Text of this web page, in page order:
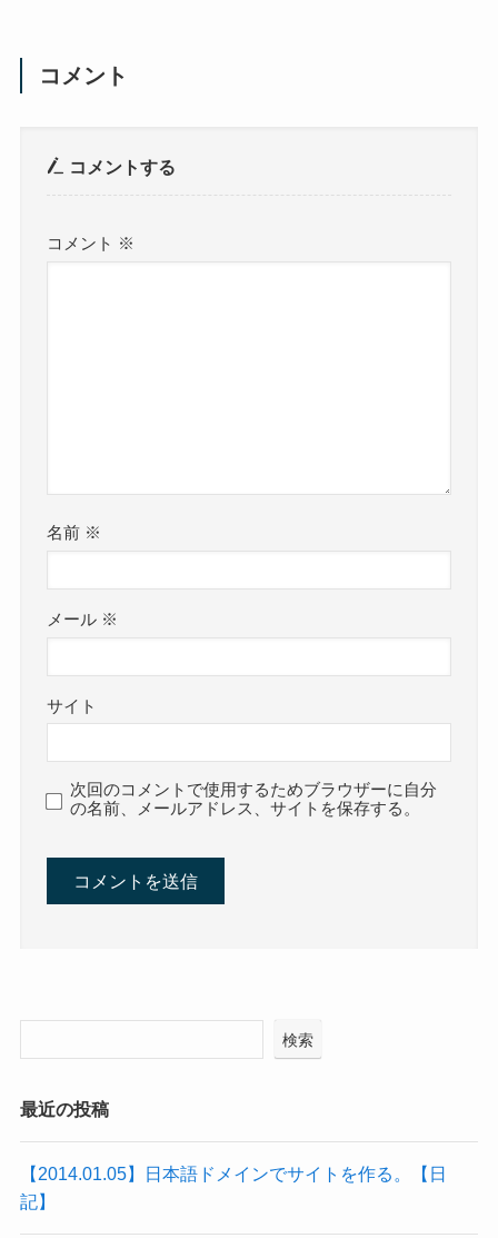
コメント
コメントする
コメント ※
名前 ※
メール ※
サイト
次回のコメントで使用するためブラウザーに自分
の名前、メールアドレス、サイトを保存する。
検索
最近の投稿
【2014.01.05】日本語ドメインでサイトを作る。【日
記】